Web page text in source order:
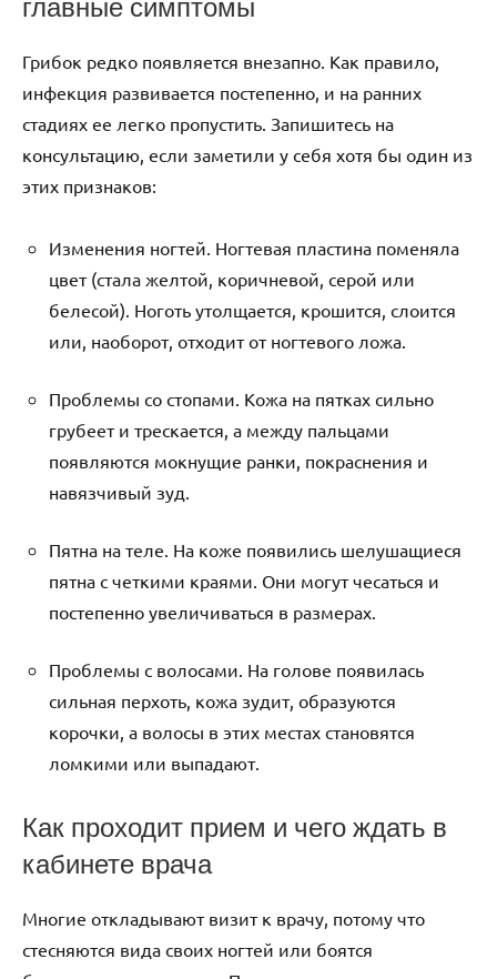
Грибок редко появляется внезапно. Как правило,
инфекция развивается постепенно, и на ранних
стадиях ее легко пропустить. Запишитесь на
консультацию, если заметили у себя хотя бы один из
этих признаков:
Изменения ногтей. Ногтевая пластина поменяла
цвет (стала желтой, коричневой, серой или
белесой). Ноготь утолщается, крошится, слоится
или, наоборот, отходит от ногтевого ложа.
Проблемы со стопами. Кожа на пятках сильно
грубеет и трескается, а между пальцами
появляются мокнущие ранки, покраснения и
навязчивый зуд.
Пятна на теле. На коже появились шелушащиеся
пятна с четкими краями. Они могут чесаться и
постепенно увеличиваться в размерах.
Проблемы с волосами. На голове появилась
сильная перхоть, кожа зудит, образуются
корочки, а волосы в этих местах становятся
ломкими или выпадают.
Как проходит прием и чего ждать в
кабинете врача
Многие откладывают визит к врачу, потому что
стесняются вида своих ногтей или боятся